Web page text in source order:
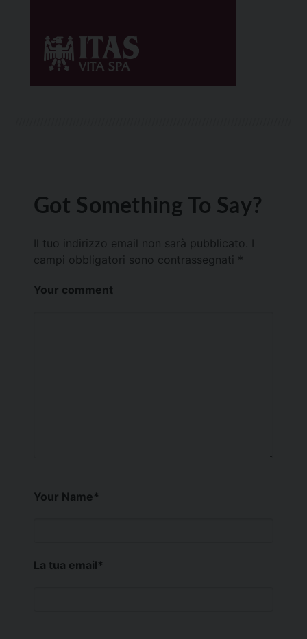
Got Something To Say?
Il tuo indirizzo email non sarà pubblicato.
campi obbligatori sono contrassegnati *
Your comment
Your Name*
La tua email*